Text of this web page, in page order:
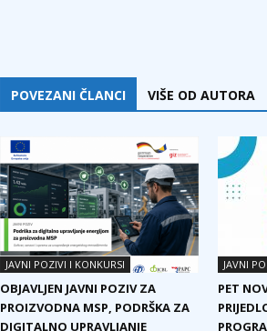
POVEZANI ČLANCI VIŠE OD AUTORA
JAVNI POZIVI I KONKURSI
OBJAVLJEN JAVNI POZIV ZA
PROIZVODNA MSP, PODRŠKA ZA
DIGITALNO UPRAVLJANJE
JAVNI
PET